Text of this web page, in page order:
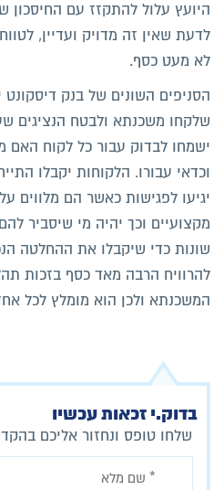
היועץ עלול להתקזז עם החיסכון
לדעת שאין זה מדויק ועדיין,
לא מעט כסף.
הסניפים השונים של בנק
שלקחו משכנתא ולבטח הנציגים
ישמחו לבדוק עבור כל לקוח האם
וכדאי עבורו. הלקוחות יקבלו
יגיעו לפגישות כאשר הם מלווים
מקצועיים וכך יהיה מי שיסביר
שונות כדי שיקבלו את ההחלטה
להרוויח הרבה מאד כסף בזכות
המשכנתא ולכן הוא מומלץ לכל
בדוק.י זכאות עכשיו
שלחו טופס ונחזור אליכם